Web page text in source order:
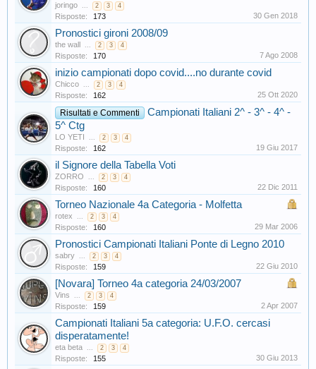
joringo ... 2 3 4
Risposte: 173 30 Gen 2018
Pronostici gironi 2008/09
the wall ... 2 3 4
Risposte: 170 7 Ago 2008
inizio campionati dopo covid....no durante covid
Chicco ... 2 3 4
Risposte: 162 25 Ott 2020
Risultati e Commenti
Campionati Italiani 2^ - 3^ - 4^ -
5^ Ctg
LO YETI ... 2 3 4
Risposte: 162 19 Giu 2017
il Signore della Tabella Voti
ZORRO ... 2 3 4
Risposte: 160 22 Dic 2011
Torneo Nazionale 4a Categoria - Molfetta
rotex ... 2 3 4
Risposte: 160 29 Mar 2006
Pronostici Campionati Italiani Ponte di Legno 2010
sabry ... 2 3 4
Risposte: 159 22 Giu 2010
[Novara] Torneo 4a categoria 24/03/2007
Vins ... 2 3 4
Risposte: 159 2 Apr 2007
Campionati Italiani 5a categoria: U.F.O. cercasi
disperatamente!
eta beta ... 2 3 4
Risposte: 155 30 Giu 2013